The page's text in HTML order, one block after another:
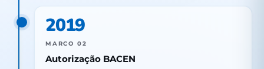
2019
MARCO 02
Autorização BACEN